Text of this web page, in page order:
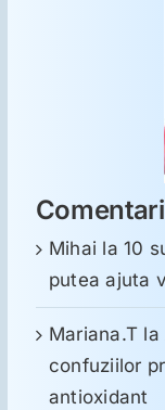
Mihai la10
putea ajuta
Mariana.T la
confuziilor
antioxidant